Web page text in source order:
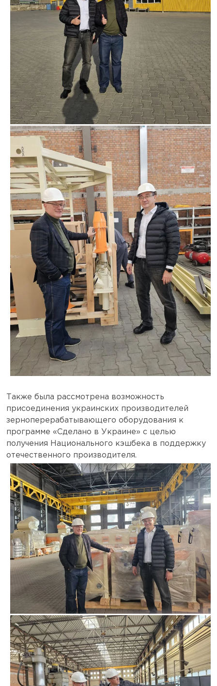
Также была рассмотрена возможность
присоединения украинских производителей
зерноперерабатывающего оборудования к
программе «Сделано в Украине» с целью
получения Национального кэшбека в поддержку
отечественного производителя.